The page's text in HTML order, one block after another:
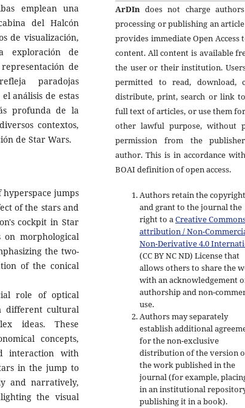
emplean una
del Halcón
de visualización,
exploración de
de
paradojas
análisis de estas
profunda de la
contextos,
de Star Wars.
jumps
of the stars and
cockpit in Star
on morphological
the two-
of the conical
role of optical
different cultural
ideas. These
concepts,
interaction with
in the jump to
and narratively,
the visual
ArDIn does not charge
processing or publishing an
provides immediate Open Access
content. All content is available
the user or their institution.
permitted to read, download,
distribute, print, search or link
full text of articles, or use them
other lawful purpose, without
permission from the
author. This is in accordance
BOAI definition of open access.
Authors retain the copyright
and grant to the journal the
right to aCreative
attribution / Non-
Non-Derivative 4.0
(CC BY NC ND) License that
allows others to share the
with an acknowledgement
authorship and non-
use.
Authors may separately
establish additional
for the non-exclusive
distribution of the version
the work published in the
journal (for example,
in an institutional
publishing it in a book).